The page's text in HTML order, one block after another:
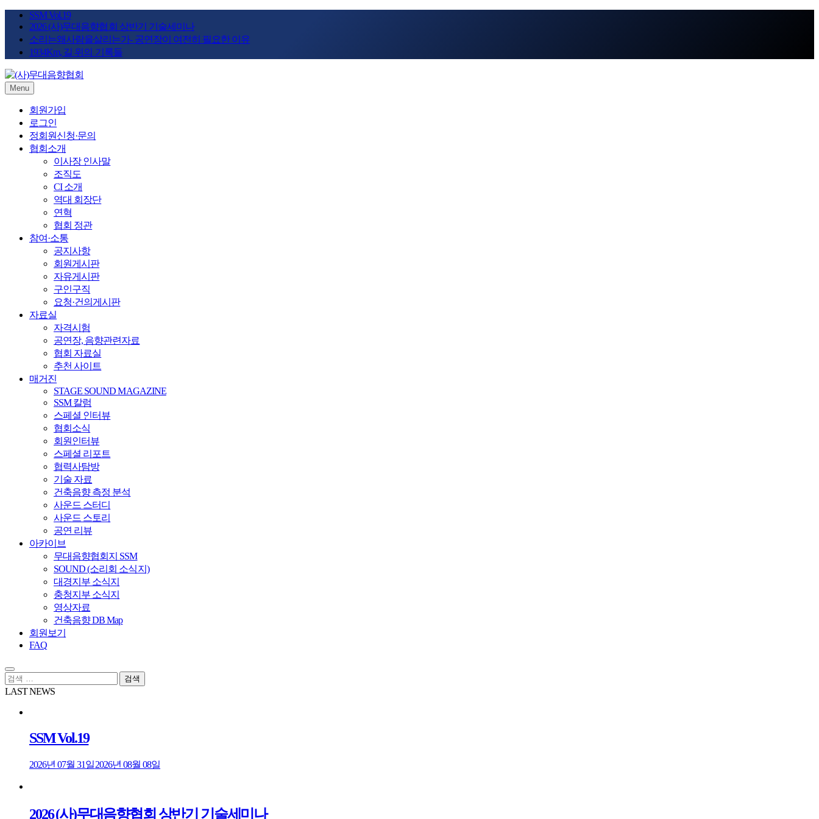
Skip
content
SSM Vol.19
2026 (사)무대음향협회 상반기 기술세미나
소리는왜사람을살리는가- 공연장이 여전히 필요한 이유
1934Km, 길 위의 기록들
(사)무대음향협회
STAGE SOUND KOREA
Menu
회원가입
로그인
정회원신청·문의
협회소개
이사장 인사말
조직도
CI 소개
역대 회장단
연혁
협회 정관
참여·소통
공지사항
회원게시판
자유게시판
구인구직
요청·건의게시판
자료실
자격시험
공연장, 음향관련자료
협회 자료실
추천 사이트
매거진
STAGE SOUND MAGAZINE
SSM 칼럼
스페셜 인터뷰
협회소식
회원인터뷰
스페셜 리포트
협력사탐방
기술 자료
건축음향 측정 분석
사운드 스터디
사운드 스토리
공연 리뷰
아카이브
무대음향협회지 SSM
SOUND (소리회 소식지)
대경지부 소식지
충청지부 소식지
영상자료
건축음향 DB Map
회원보기
FAQ
검
색:
LAST NEWS
SSM Vol.19
2026년 07월 31일2026년 08월 08일
2026 (사)무대음향협회 상반기 기술세미나